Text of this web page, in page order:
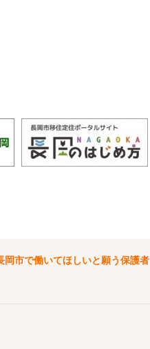
市で働いてほしいと願う保護者